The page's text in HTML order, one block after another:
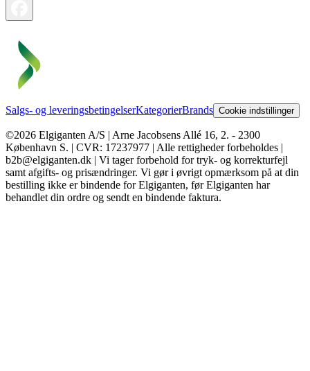
Salgs- og leveringsbetingelserKategorierBrands Cookie indstillinger
©2026 Elgiganten A/S | Arne Jacobsens Allé 16, 2. - 2300
København S. | CVR: 17237977 | Alle rettigheder forbeholdes |
b2b@elgiganten.dk | Vi tager forbehold for tryk- og korrekturfejl
samt afgifts- og prisændringer. Vi gør i øvrigt opmærksom på at din
bestilling ikke er bindende for Elgiganten, før Elgiganten har
behandlet din ordre og sendt en bindende faktura.